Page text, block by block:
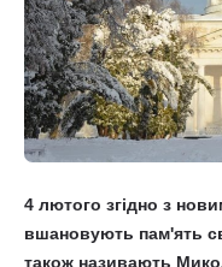
4 лютого згідно з
вшановують пам'ять
також називають